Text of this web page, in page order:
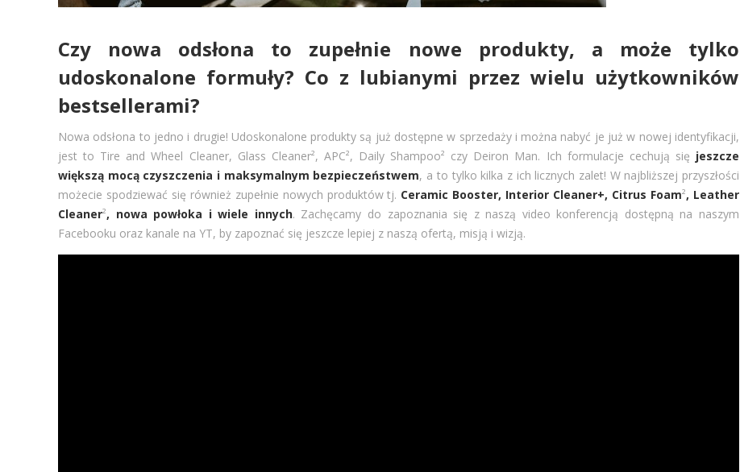
Czy nowa odsłona to zupełnie nowe produkty, a może tylko
udoskonalone formuły? Co z lubianymi przez wielu użytkowników
bestsellerami?
Nowa odsłona to jedno i drugie! Udoskonalone produkty są już dostępne w sprzedaży i można nabyć je już w nowej identyfikacji,
jest to Tire and Wheel Cleaner, Glass Cleaner², APC², Daily Shampoo² czy Deiron Man. Ich formulacje cechują się jeszcze
większą mocą czyszczenia i maksymalnym bezpieczeństwem, a to tylko kilka z ich licznych zalet! W najbliższej przyszłości
możecie spodziewać się również zupełnie nowych produktów tj. Ceramic Booster, Interior Cleaner+, Citrus Foam², Leather
Cleaner², nowa powłoka i wiele innych. Zachęcamy do zapoznania się z naszą video konferencją dostępną na naszym
Facebooku oraz kanale na YT, by zapoznać się jeszcze lepiej z naszą ofertą, misją i wizją.